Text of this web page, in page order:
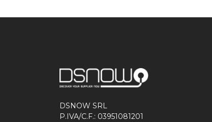
DSNOW SRL
P.IVA/C.F.: 03951081201